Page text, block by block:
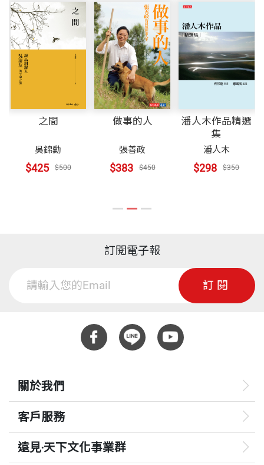
之間
吳錦勳
$425 $500
做事的人
張善政
$383 $450
潘人木作品精選
集
潘人木
$298 $350
訂閱電子報
訂閱
關於我們
客戶服務
遠見‧天下文化事業群